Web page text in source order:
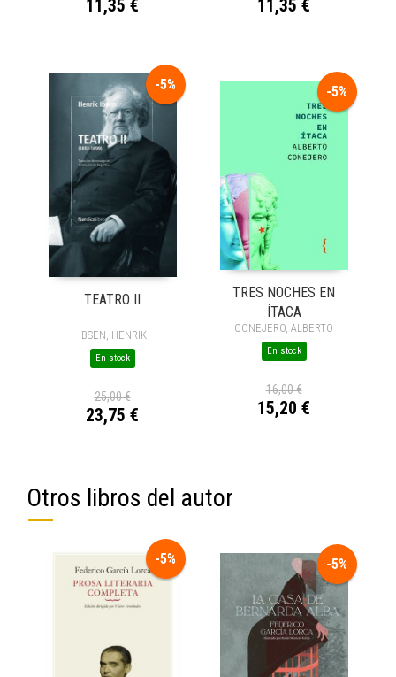
11,35 € 11,35 €
-5%
TEATRO II
IBSEN, HENRIK
En stock
25,00 €
23,75 €
-5%
TRES NOCHES EN
ÍTACA
CONEJERO, ALBERTO
En stock
16,00 €
15,20 €
Otros libros del autor
-5% -5%